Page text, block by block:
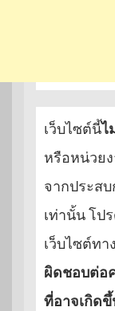
เว็บไซต์นี้ไ
หรือหน่วย
จากประส
เท่านั้น โป
เว็บไซต์ท
ผิดชอบต่อ
ที่อาจเกิด